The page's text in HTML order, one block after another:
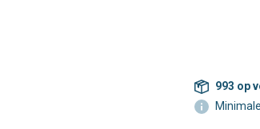
993 op